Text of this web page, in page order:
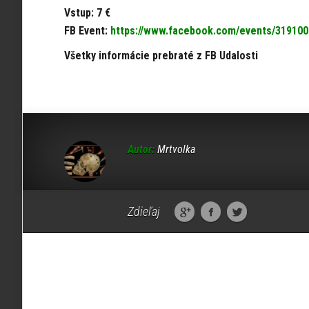
Vstup: 7 €
FB Event: https://www.facebook.com/events/
Všetky informácie prebraté z FB Udalosti
Autor: Mrtvolka
Zdieľaj